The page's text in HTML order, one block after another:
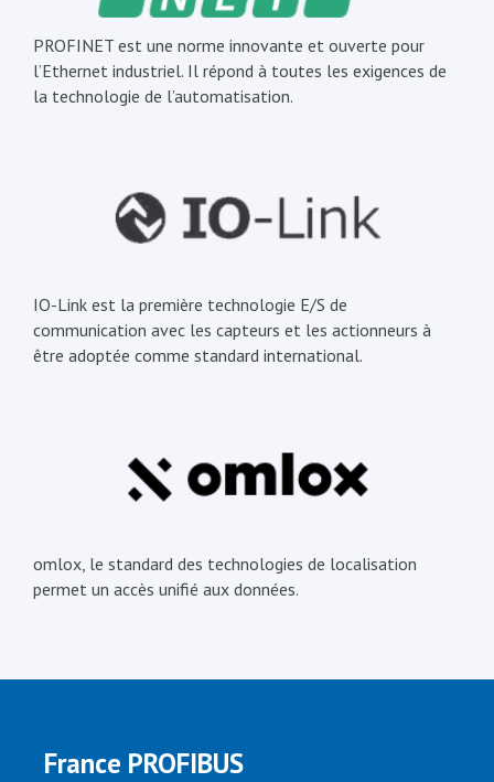
PROFINET est une norme innovante et ouverte pour
l’Ethernet industriel. Il répond à toutes les exigences de
la technologie de l’automatisation.
IO-Link est la première technologie E/S de
communication avec les capteurs et les actionneurs à
être adoptée comme standard international.
omlox, le standard des technologies de localisation
permet un accès unifié aux données.
France PROFIBUS